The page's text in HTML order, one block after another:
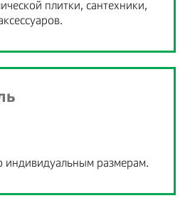
плитки, сантехники,
индивидуальным размерам.